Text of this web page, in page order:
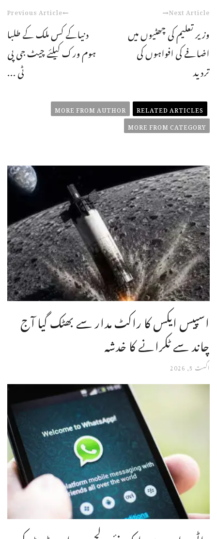
Previous Article
دنیاکے کس ملک کے طلبا
ہوم ورک کیلئے چیٹ جی پی
ٹی ...
Next Article
وزیر تعلیم کی چھٹیوں میں
اضافے کی افواہوں کی
تردید
RELATED ARTICLES
MORE FROM AUTHOR
MORE FROM CATEGORY
اسپیس ایکس کا راکٹ مدار سے بھٹک گیا آج
چاند سے ٹکرانے کا خدشہ
اگست 5, 2026